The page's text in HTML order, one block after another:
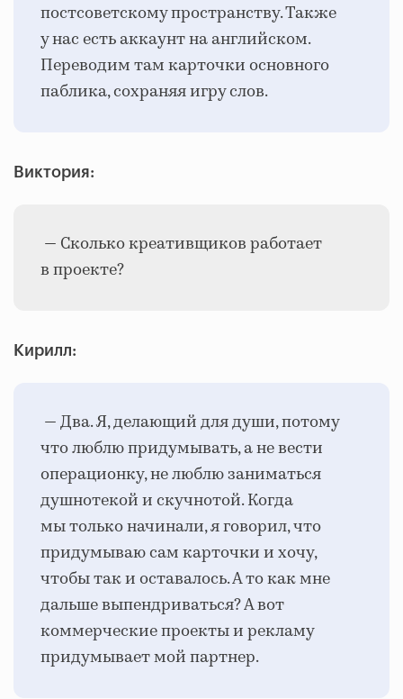
постсоветскому пространству. Также
у нас есть аккаунт на английском.
Переводим там карточки основного
паблика, сохраняя игру слов.
Виктория:
— Сколько креативщиков работает
в проекте?
Кирилл:
— Два. Я, делающий для души, потому
что люблю придумывать, а не вести
операционку, не люблю заниматься
душнотекой и скучнотой. Когда
мы только начинали, я говорил, что
придумываю сам карточки и хочу,
чтобы так и оставалось. А то как мне
дальше выпендриваться? А вот
коммерческие проекты и рекламу
придумывает мой партнер.